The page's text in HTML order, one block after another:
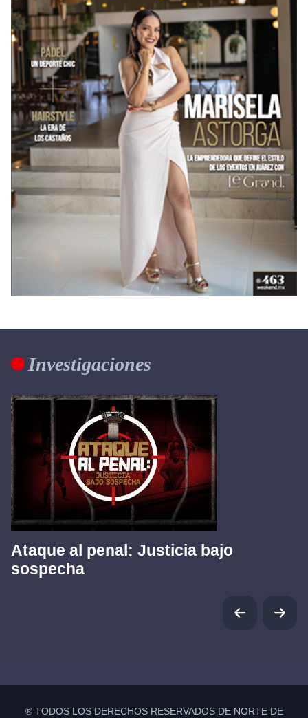
Investigaciones
Ataque al penal: Justicia bajo
sospecha
® TODOS LOS DERECHOS RESERVADOS DE NORTE DE